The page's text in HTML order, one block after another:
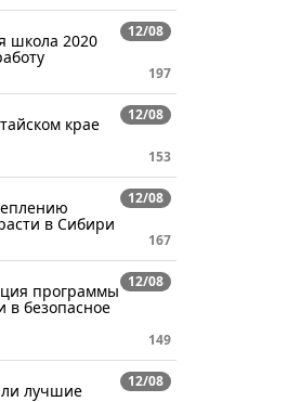
12/08
школа 2020
197
12/08
крае
153
12/08
в Сибири
167
12/08
программы
в безопасное
149
12/08
лучшие